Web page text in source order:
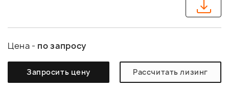
Цена - по запросу
Запросить цену Рассчитать лизинг